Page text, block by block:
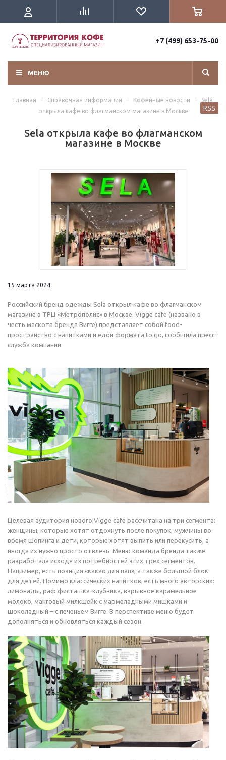
+7 (499) 653-75-00
МЕНЮ
Главная - Справочная информация - Кофейные новости -
Sela
открыла кафе во флагманском магазине в Москве
Sela открыла кафе во флагманском
магазине в Москве
RSS
15 марта 2024
Российский бренд одежды Sela открыл кафе во флагманском
магазине в ТРЦ «Метрополис» в Москве. Vigge cafe (названо в
честь маскота бренда Вигге) представляет собой food-
пространство с напитками и едой формата to go, сообщила пресс-
служба компании.
Целевая аудитория нового Vigge cafe рассчитана на три сегмента:
женщины, которые хотят отдохнуть после покупок, мужчины во
время шопинга и дети, которые хотят выпить или перекусить, а
иногда их нужно просто отвлечь. Меню команда бренда также
разработала исходя из потребностей этих трех сегментов.
Например, есть позиция «какао для пап», а также большой блок
для детей. Помимо классических напитков, есть много авторских:
лимонады, раф фисташка-клубника, взрывное карамельное
молоко, манговый милкшейк с мармеладными мишками и
шоколадный – с печеньем Вигге. В перспективе меню будет
дополняться и обновляться каждый сезон.